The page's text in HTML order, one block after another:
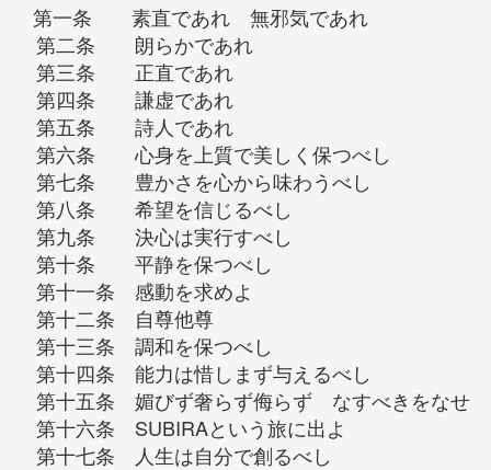
第一条 素直であれ 無邪気であれ
第二条 朗らかであれ
第三条 正直であれ
第四条 謙虚であれ
第五条 詩人であれ
第六条 心身を上質で美しく保つべし
第七条 豊かさを心から味わうべし
第八条 希望を信じるべし
第九条 決心は実行すべし
第十条 平静を保つべし
第十一条 感動を求めよ
第十二条 自尊他尊
第十三条 調和を保つべし
第十四条 能力は惜しまず与えるべし
第十五条 媚びず奢らず侮らず なすべきをなせ
第十六条 SUBIRAという旅に出よ
第十七条 人生は自分で創るべし